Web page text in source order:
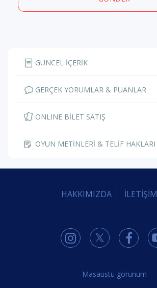
GÜNCEL İÇERİK
GERÇEK YORUMLAR & PUANLAR
ONLINE BİLET SATIŞ
OYUN METİNLERİ & TELİF HAKLARI
HAKKIMIZDA İLETİŞİM
Masaüstü görünüm